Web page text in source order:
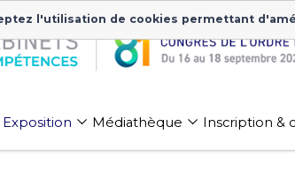
Exposition Médiathèque Inscription &
l'utilisation de cookies permettant